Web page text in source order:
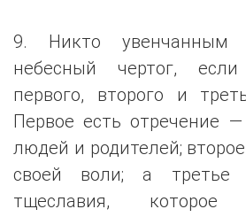
9. Никто
небесный чертог,
первого, второго и
Первое есть отречение
людей и родителей;
своей воли; а третье
тщеславия,